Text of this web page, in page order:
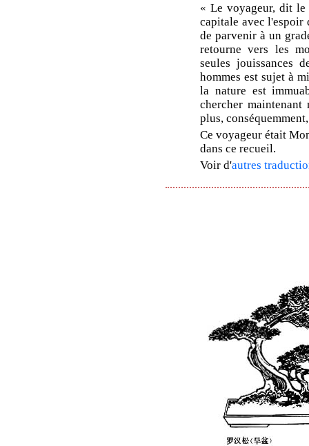
« Le voyageur, dit le
capitale avec l'espoir
de parvenir à un
retourne vers les
seules jouissances
hommes est sujet à
la nature est
chercher
plus,
Ce voyageur était
dans ce recueil.
Voir d'autres